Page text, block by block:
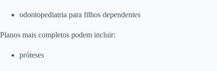
odontopediatria para filhos dependentes
Planos mais completos podem incluir:
próteses